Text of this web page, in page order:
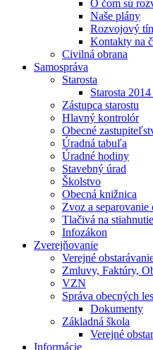
O čom sú
Naše plány
Rozvojový
Kontakty na
Civilná obrana
Samospráva
Starosta
Starosta
Zástupca starostu
Hlavný kontrolór
Obecné
Úradná tabuľa
Úradné hodiny
Stavebný úrad
Školstvo
Obecná knižnica
Zvoz a separovanie
Tlačivá na stiahnutie
Infozákon
Zverejňovanie
Verejné
Zmluvy, Faktúry,
VZN
Správa obecných
Dokumenty
Základná škola
Verejné
Informácie